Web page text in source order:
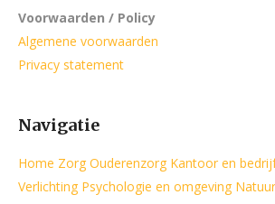
Voorwaarden / Policy
Algemene voorwaarden
Privacy statement
Navigatie
Home Zorg Ouderenzorg Kantoor en
Verlichting Psychologie en omgeving